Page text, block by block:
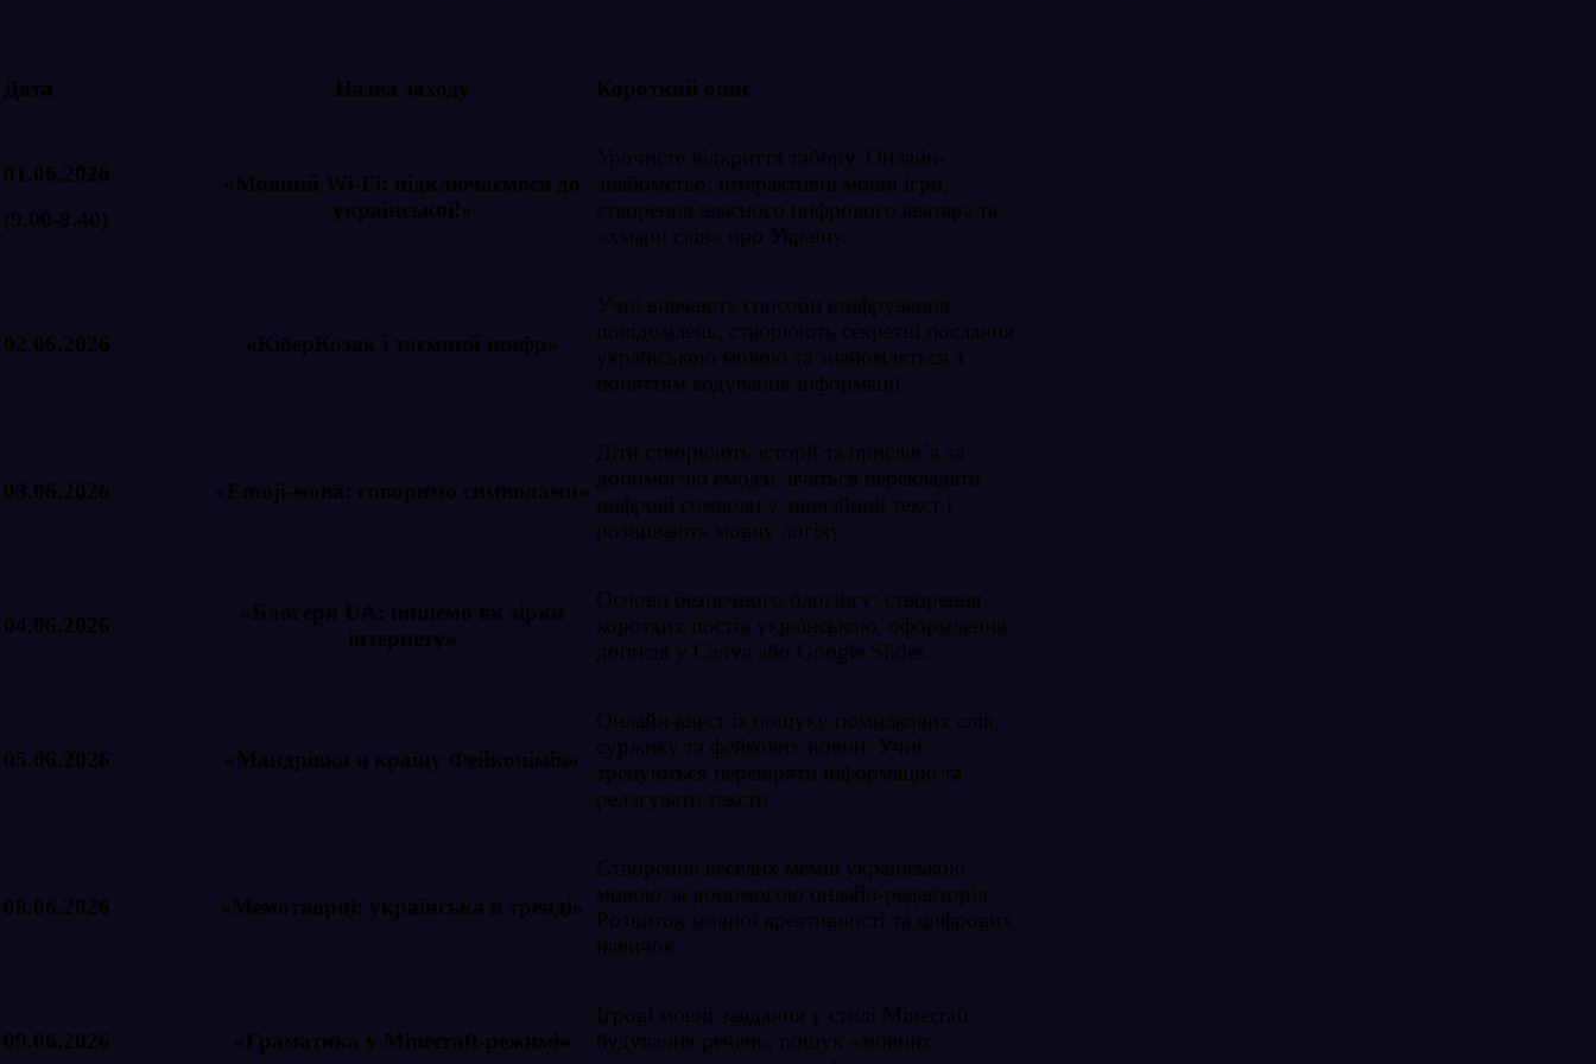
Дата Назва заходу Короткий опис
01.06.2026
(9.00-9.40)
«Мовний Wi-Fi: підключаємося до
української!»
Урочисте відкриття табору. Онлайн-
знайомство, інтерактивні мовні ігри,
створення власного цифрового аватара та
«хмари слів» про Україну.
02.06.2026 «КіберКозак і таємний шифр»
Учні вивчають способи шифрування
повідомлень, створюють секретні послання
українською мовою та знайомляться з
поняттям кодування інформації.
03.06.2026 «Emoji-мова: говоримо символами»
Діти створюють історії та прислів’я за
допомогою емодзі, вчаться перекладати
цифрові символи у звичайний текст і
розвивають мовну логіку.
04.06.2026
«Блогери UA: пишемо як зірки
інтернету»
Основи безпечного блогінгу: створення
коротких постів українською, оформлення
дописів у Canva або Google Slides.
05.06.2026 «Мандрівка в країну Фейконімів»
Онлайн-квест із пошуку помилкових слів,
суржику та фейкових новин. Учні
тренуються перевіряти інформацію та
редагувати тексти.
08.06.2026 «Мемотворці: українська в тренді»
Створення веселих мемів українською
мовою за допомогою онлайн-редакторів.
Розвиток мовної креативності та цифрових
навичок.
09.06.2026 «Граматика у Minecraft-режимі»
Ігрові мовні завдання у стилі Minecraft:
будування речень, пошук «мовних